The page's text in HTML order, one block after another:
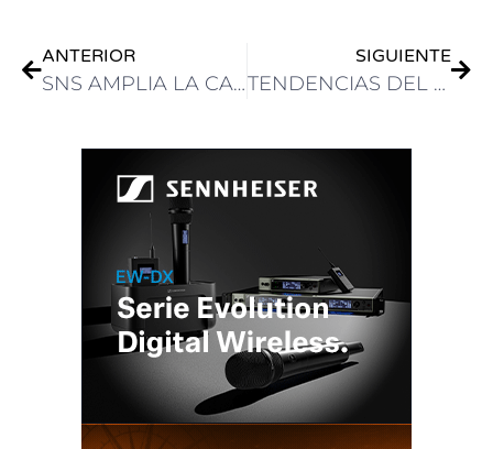
ANTERIOR
SNS AMPLIA LA CAPACIDAD MÁXIMA DE EVO CON UNIDADES DE 22TB
SIGUIENTE
TENDENCIAS DEL STREAMING EN AMÉRICA LATINA